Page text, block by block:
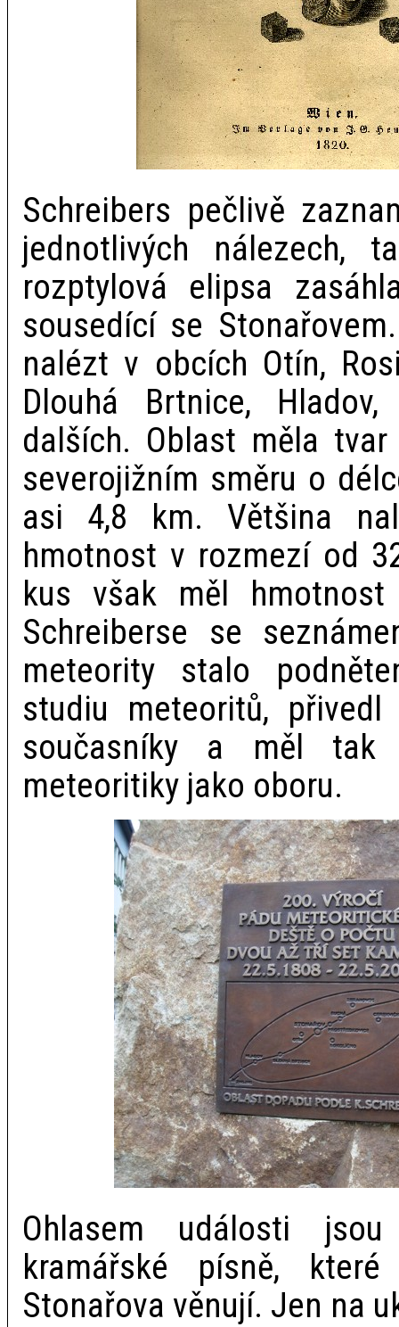
Schreibers pečlivě
jednotlivých nálezech,
rozptylová elipsa
sousedící se
nalézt v obcích Otín,
Dlouhá Brtnice,
dalších. Oblast měla
severojižním směru o
asi 4,8 km. Většina
hmotnost v rozmezí od
kus však měl
Schreiberse se
meteority stalo
studiu meteoritů,
současníky a měl tak
meteoritiky jako oboru.
Ohlasem události
kramářské písně,
Stonařova věnují. Jen na